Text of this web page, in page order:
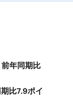
年同期比
比7.9ポイ